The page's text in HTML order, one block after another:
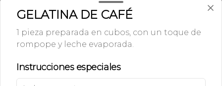
Redes sociales
Instagram
Facebook
Mi cuenta
GELATINA DE CAFÉ
1 pieza preparada en cubos, con un toque de
rompope y leche evaporada.
Instrucciones especiales